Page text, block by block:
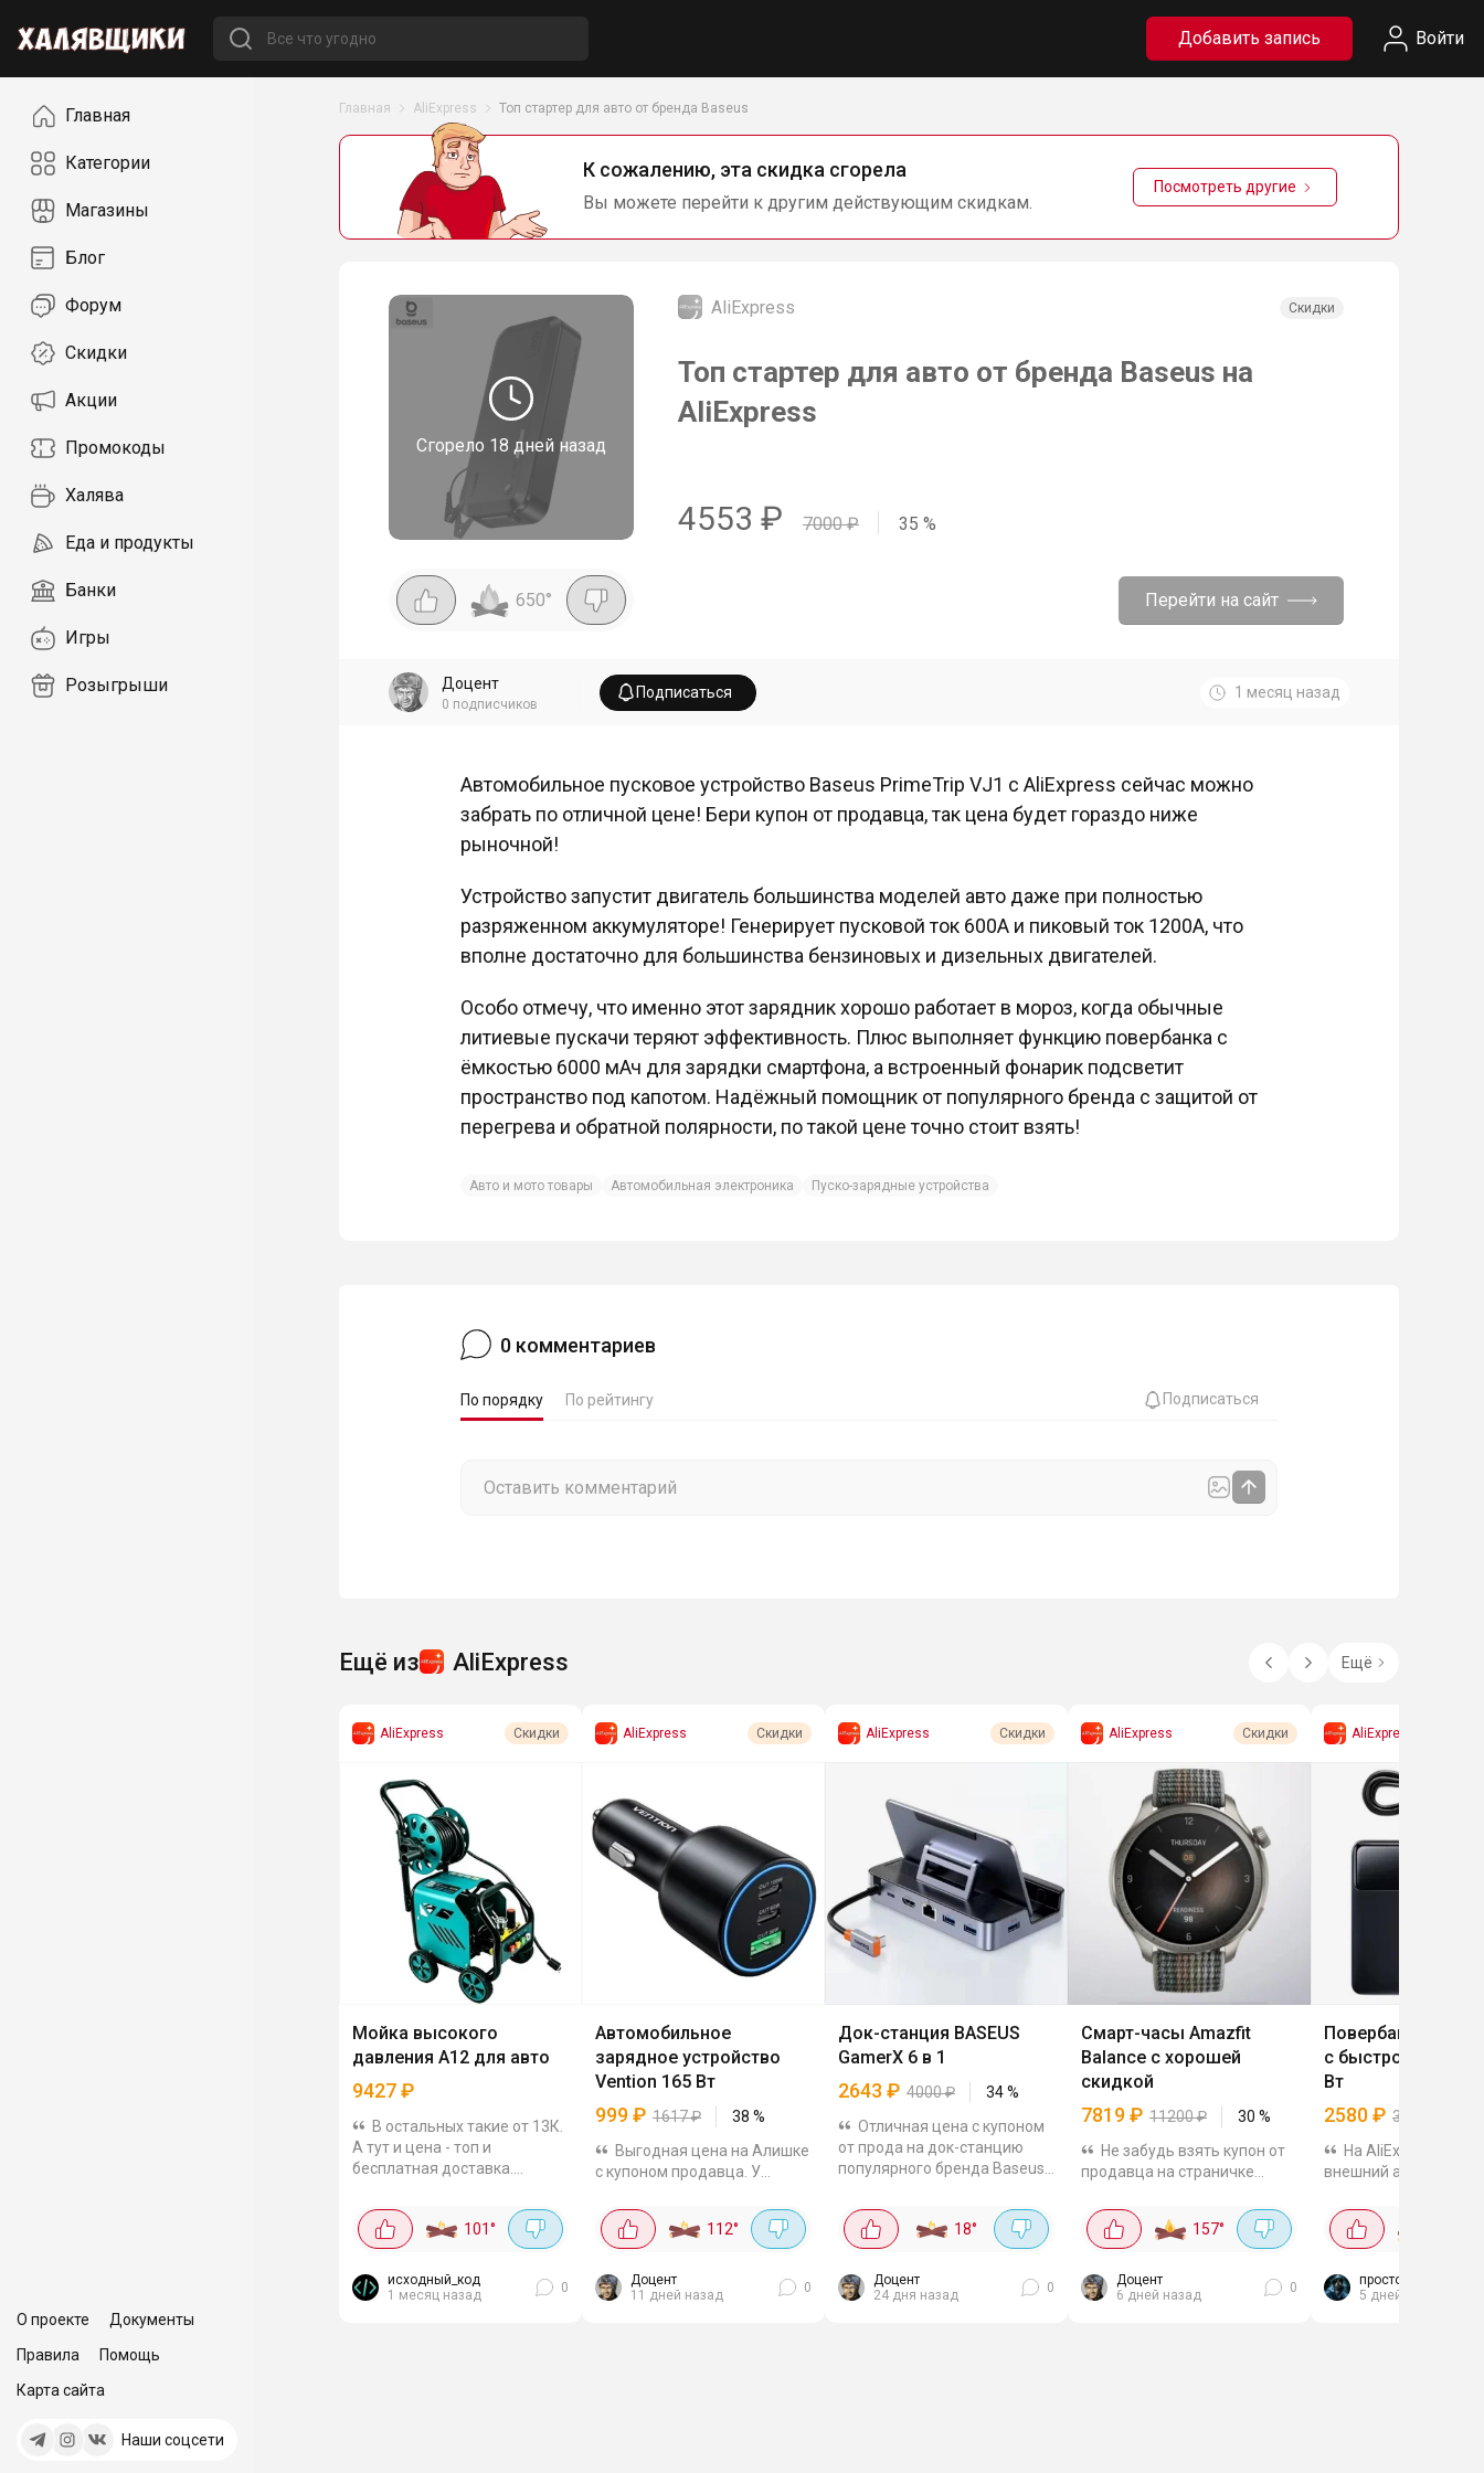
Добавить запись Войти
НавигацияГлавная
Категории
Магазины
Блог
Форум
Скидки
Акции
Промокоды
Халява
Еда и продукты
Банки
Игры
Розыгрыши
О проекте
Документы
Правила
Помощь
Карта сайта
Наши соцсети
Главная AliExpress Топ стартер для авто от бренда Baseus
К сожалению, эта скидка сгорела
Вы можете перейти к другим действующим скидкам.
Посмотреть другие
Сгорело 18 дней назад
AliExpress Скидки
Топ стартер для авто от бренда Baseus на
AliExpress
4553 ₽ 7000₽ 35 %
650° Перейти на сайт
Доцент
0 подписчиков
Подписаться 1 месяц назад
Автомобильное пусковое устройство Baseus PrimeTrip VJ1 с AliExpress сейчас можно
забрать по отличной цене! Бери купон от продавца, так цена будет гораздо ниже
рыночной!
Устройство запустит двигатель большинства моделей авто даже при полностью
разряженном аккумуляторе! Генерирует пусковой ток 600А и пиковый ток 1200А, что
вполне достаточно для большинства бензиновых и дизельных двигателей.
Особо отмечу, что именно этот зарядник хорошо работает в мороз, когда обычные
литиевые пускачи теряют эффективность. Плюс выполняет функцию повербанка с
ёмкостью 6000 мАч для зарядки смартфона, а встроенный фонарик подсветит
пространство под капотом. Надёжный помощник от популярного бренда с защитой от
перегрева и обратной полярности, по такой цене точно стоит взять!
Авто и мото товары Автомобильная электроника Пуско-зарядные устройства
0 комментариев
По порядку По рейтингу Подписаться
Ещё из AliExpress Ещё
AliExpress Скидки
Мойка высокого
давления А12 для авто
9427₽
В остальных такие от 13К.
А тут и цена - топ и
бесплатная доставка.
200 бар обеспечат хорошую
производительность, а 15-
метровый шланг даст...
101°
исходный_код
1 месяц назад
0
AliExpress Скидки
Автомобильное
зарядное устройство
Vention 165 Вт
999₽ 1617₽ 38 %
Выгодная цена на Алишке
с купоном продавца. У
C и один USB, так что
заряжать можно сразу три
телефон и планшет...
112°
Доцент
11 дней назад
0
AliExpress Скидки
Док-станция BASEUS
GamerX 6 в 1
2643 ₽ 4000₽ 34%
Отличная цена с купоном
от прода на док-станцию
популярного бренда Baseus!
4K при 60 Гц через HDMI. Для
интернета есть отдельный
порт RJ45 с...
18°
Доцент
24 дня назад
0
AliExpress Скидки
Смарт-часы Amazfit
Balance с хорошей
скидкой
7819₽ 11200₽ 30 %
Не забудь взять купон от
продавца на страничке
корзину. Хорошее
предложение для модели с
функций. Экран здесь...
157°
Доцент
6 дней назад
0
AliExpress
Повербанк
с быстрой
Вт
2580₽ 3600
На AliExpress
внешний
цене - 2580 рублей с
продавца, а в других
плоский корпус
просто Виталик
5 дней назад